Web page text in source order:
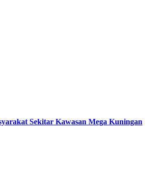
Sekitar Kawasan Mega Kuningan